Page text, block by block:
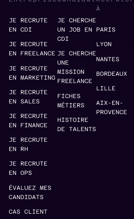
JE RECRUTE
EN CDI
JE RECRUTE
EN FREELANCE
JE RECRUTE
EN MARKETING
JE RECRUTE
EN SALES
JE RECRUTE
EN FINANCE
JE RECRUTE
EN RH
JE RECRUTE
EN OPS
ÉVALUEZ MES
CANDIDATS
CAS CLIENT
JE CHERCHE
UN JOB EN
CDI
JE CHERCHE
UNE
MISSION
FREELANCE
FICHES
MÉTIERS
HISTOIRE
DE TALENTS
À
PARIS
LYON
NANTES
BORDEAUX
LILLE
AIX-EN-
PROVENCE